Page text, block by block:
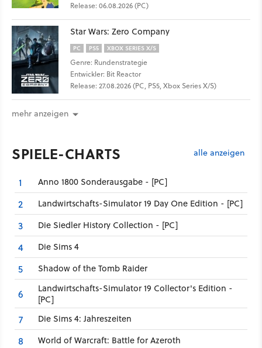
Release: 06.08.2026 (PC)
Star Wars: Zero Company
PC PS5 XBOX SERIES X/S
Genre: Rundenstrategie
Entwickler: Bit Reactor
Release: 27.08.2026 (PC, PS5, Xbox Series X/S)
mehr anzeigen
SPIELE-CHARTS alle anzeigen
1 Anno 1800 Sonderausgabe - [PC]
2 Landwirtschafts-Simulator 19 Day One Edition - [PC]
3 Die Siedler History Collection - [PC]
4 Die Sims 4
5 Shadow of the Tomb Raider
6
Landwirtschafts-Simulator 19 Collector's Edition -
[PC]
7 Die Sims 4: Jahreszeiten
8 World of Warcraft: Battle for Azeroth